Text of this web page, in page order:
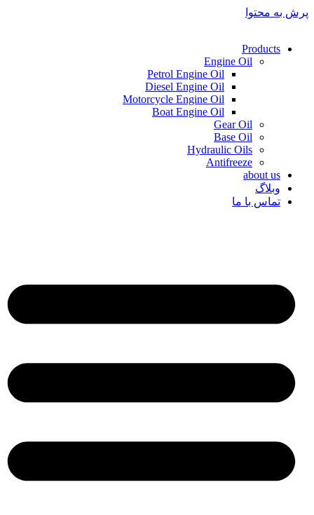
پرش به محتوا
Products
Engine Oil
Petrol Engine Oil
Diesel Engine Oil
Motorcycle Engine Oil
Boat Engine Oil
Gear Oil
Base Oil
Hydraulic Oils
Antifreeze
about us
وبلاگ
تماس با ما